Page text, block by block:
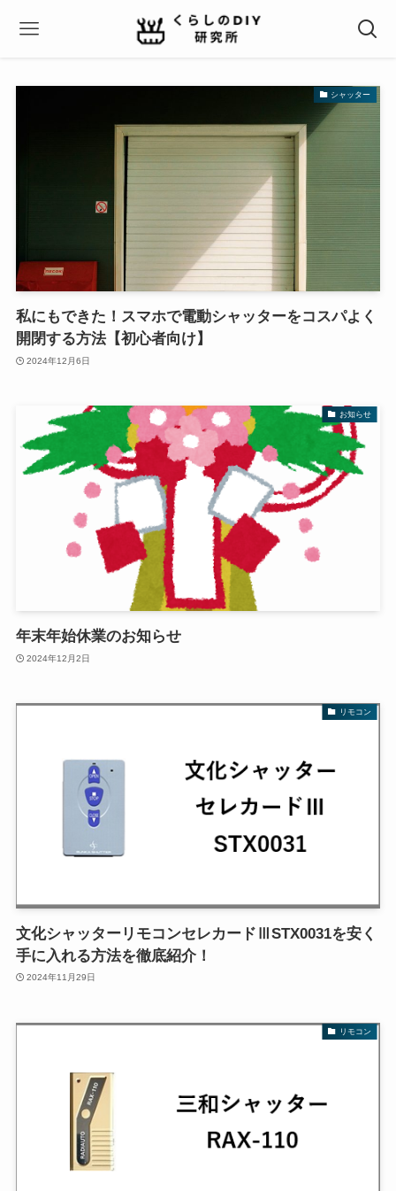
シャッター
私にもできた！スマホで電動シャッターをコスパよく
開閉する方法【初心者向け】
2024年12月6日
お知らせ
年末年始休業のお知らせ
2024年12月2日
リモコン
文化シャッターリモコンセレカードⅢSTX0031を安く
手に入れる方法を徹底紹介！
2024年11月29日
リモコン